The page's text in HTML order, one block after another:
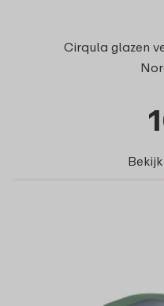
Cirqula glazen
Bekijk